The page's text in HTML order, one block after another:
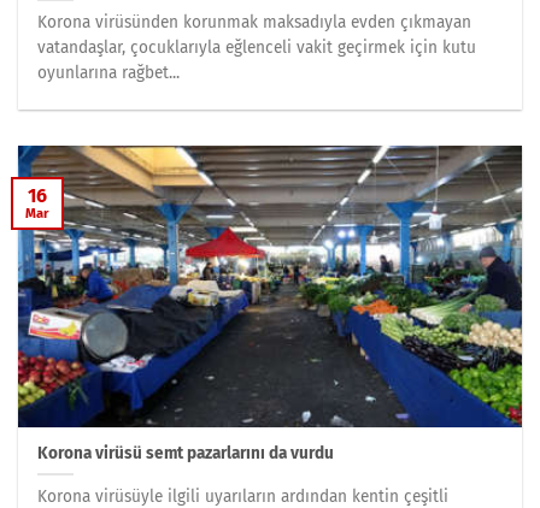
Korona virüsünden korunmak maksadıyla evden çıkmayan
vatandaşlar, çocuklarıyla eğlenceli vakit geçirmek için kutu
oyunlarına rağbet...
Korona virüsü semt pazarlarını da vurdu
Korona virüsüyle ilgili uyarıların ardından kentin çeşitli
16
Mar